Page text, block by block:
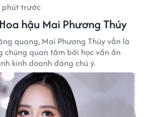
phút trước
hậu Mai Phương Thúy
quang, Mai Phương Thúy vẫn là
chúng quan tâm bởi học vấn ấn
kinh doanh đáng chú ý.